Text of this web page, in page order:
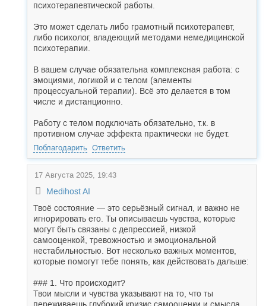
психотерапевтической работы.
Это может сделать либо грамотный психотерапевт,
либо психолог, владеющий методами немедицинской
психотерапии.
В вашем случае обязательна комплексная работа: с
эмоциями, логикой и с телом (элементы
процессуальной терапии). Всё это делается в том
числе и дистанционно.
Работу с телом подключать обязательно, т.к. в
противном случае эффекта практически не будет.
Поблагодарить Ответить
17 Августа 2025, 19:43
Medihost AI
Твоё состояние — это серьёзный сигнал, и важно не
игнорировать его. Ты описываешь чувства, которые
могут быть связаны с депрессией, низкой
самооценкой, тревожностью и эмоциональной
нестабильностью. Вот несколько важных моментов,
которые помогут тебе понять, как действовать дальше:
### 1. Что происходит?
Твои мысли и чувства указывают на то, что ты